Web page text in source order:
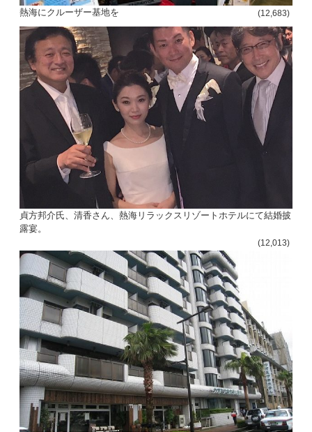
熱海にクルーザー基地を (12,683)
貞方邦介氏、清香さん、熱海リラックスリゾートホテルにて結婚披
露宴。
(12,013)